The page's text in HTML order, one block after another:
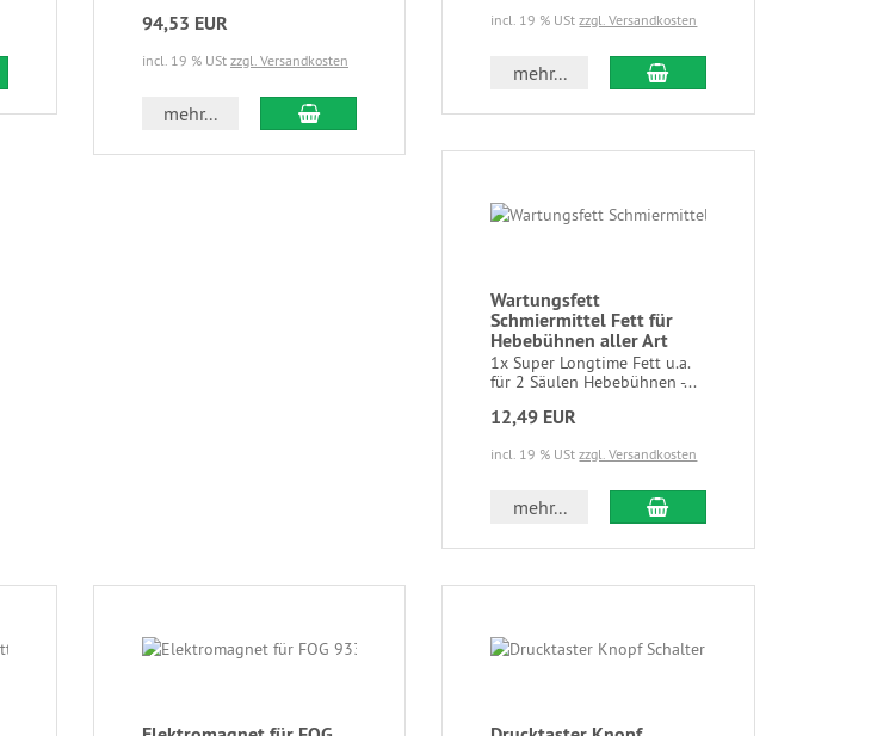
94,53 EUR
incl. 19 % USt zzgl. Versandkosten
mehr...
incl. 19 % UStzzgl. Versandkosten
mehr...
Wartungsfett
Schmiermittel Fett für
Hebebühnen aller Art
1x Super Longtime Fett u.a.
für 2 Säulen Hebebühnen -...
12,49 EUR
incl. 19 % UStzzgl. Versandkosten
mehr...